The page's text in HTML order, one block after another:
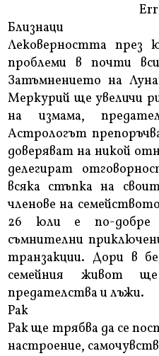
Близнаци
Лековерността през
проблеми в почти
Затъмнението на
Меркурий ще увеличи
на измама,
Астрологът
доверяват на никой
делегират
всяка стъпка на
членове на
26 юли е по-
съмнителни
транзакции. Дори в
семейния живот
предателства и лъжи.
Рак
Рак ще трябва да се
настроение,